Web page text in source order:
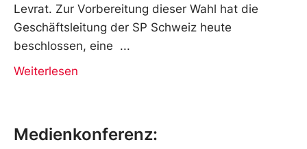
Levrat. Zur Vorbereitung dieser Wahl hat die
Geschäftsleitung der SP Schweiz heute
beschlossen, eine
Weiterlesen
Medienkonferenz: